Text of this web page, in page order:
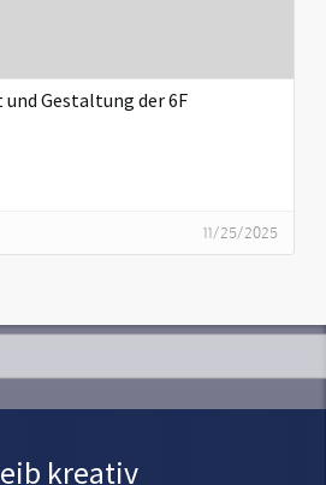
Gestaltung der 6F
11/25/2025
kreativ